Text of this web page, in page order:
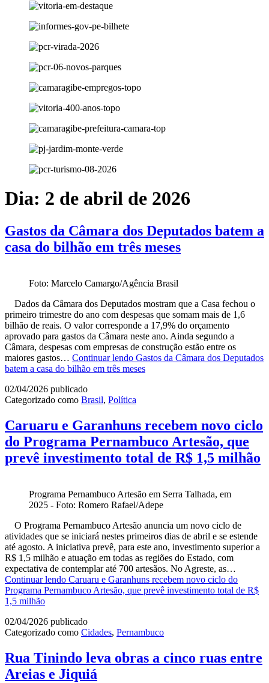
Dia: 2 de abril de 2026
Gastos da Câmara dos Deputados batem a
casa do bilhão em três meses
Foto: Marcelo Camargo/Agência Brasil
Dados da Câmara dos Deputados mostram que a Casa fechou o
primeiro trimestre do ano com despesas que somam mais de 1,6
bilhão de reais. O valor corresponde a 17,9% do orçamento
aprovado para gastos da Câmara neste ano. Ainda segundo a
Câmara, despesas com empresas de construção estão entre os
maiores gastos… Continuar lendo Gastos da Câmara dos Deputados
batem a casa do bilhão em três meses
02/04/2026 publicado
Categorizado como Brasil, Política
Caruaru e Garanhuns recebem novo ciclo
do Programa Pernambuco Artesão, que
prevê investimento total de R$ 1,5 milhão
Programa Pernambuco Artesão em Serra Talhada, em
2025 - Foto: Romero Rafael/Adepe
O Programa Pernambuco Artesão anuncia um novo ciclo de
atividades que se iniciará nestes primeiros dias de abril e se estende
até agosto. A iniciativa prevê, para este ano, investimento superior a
R$ 1,5 milhão e atuação em todas as regiões do Estado, com
expectativa de contemplar até 700 artesãos. No Agreste, as…
Continuar lendo Caruaru e Garanhuns recebem novo ciclo do
Programa Pernambuco Artesão, que prevê investimento total de R$
1,5 milhão
02/04/2026 publicado
Categorizado como Cidades, Pernambuco
Rua Tinindo leva obras a cinco ruas entre
Areias e Jiquiá